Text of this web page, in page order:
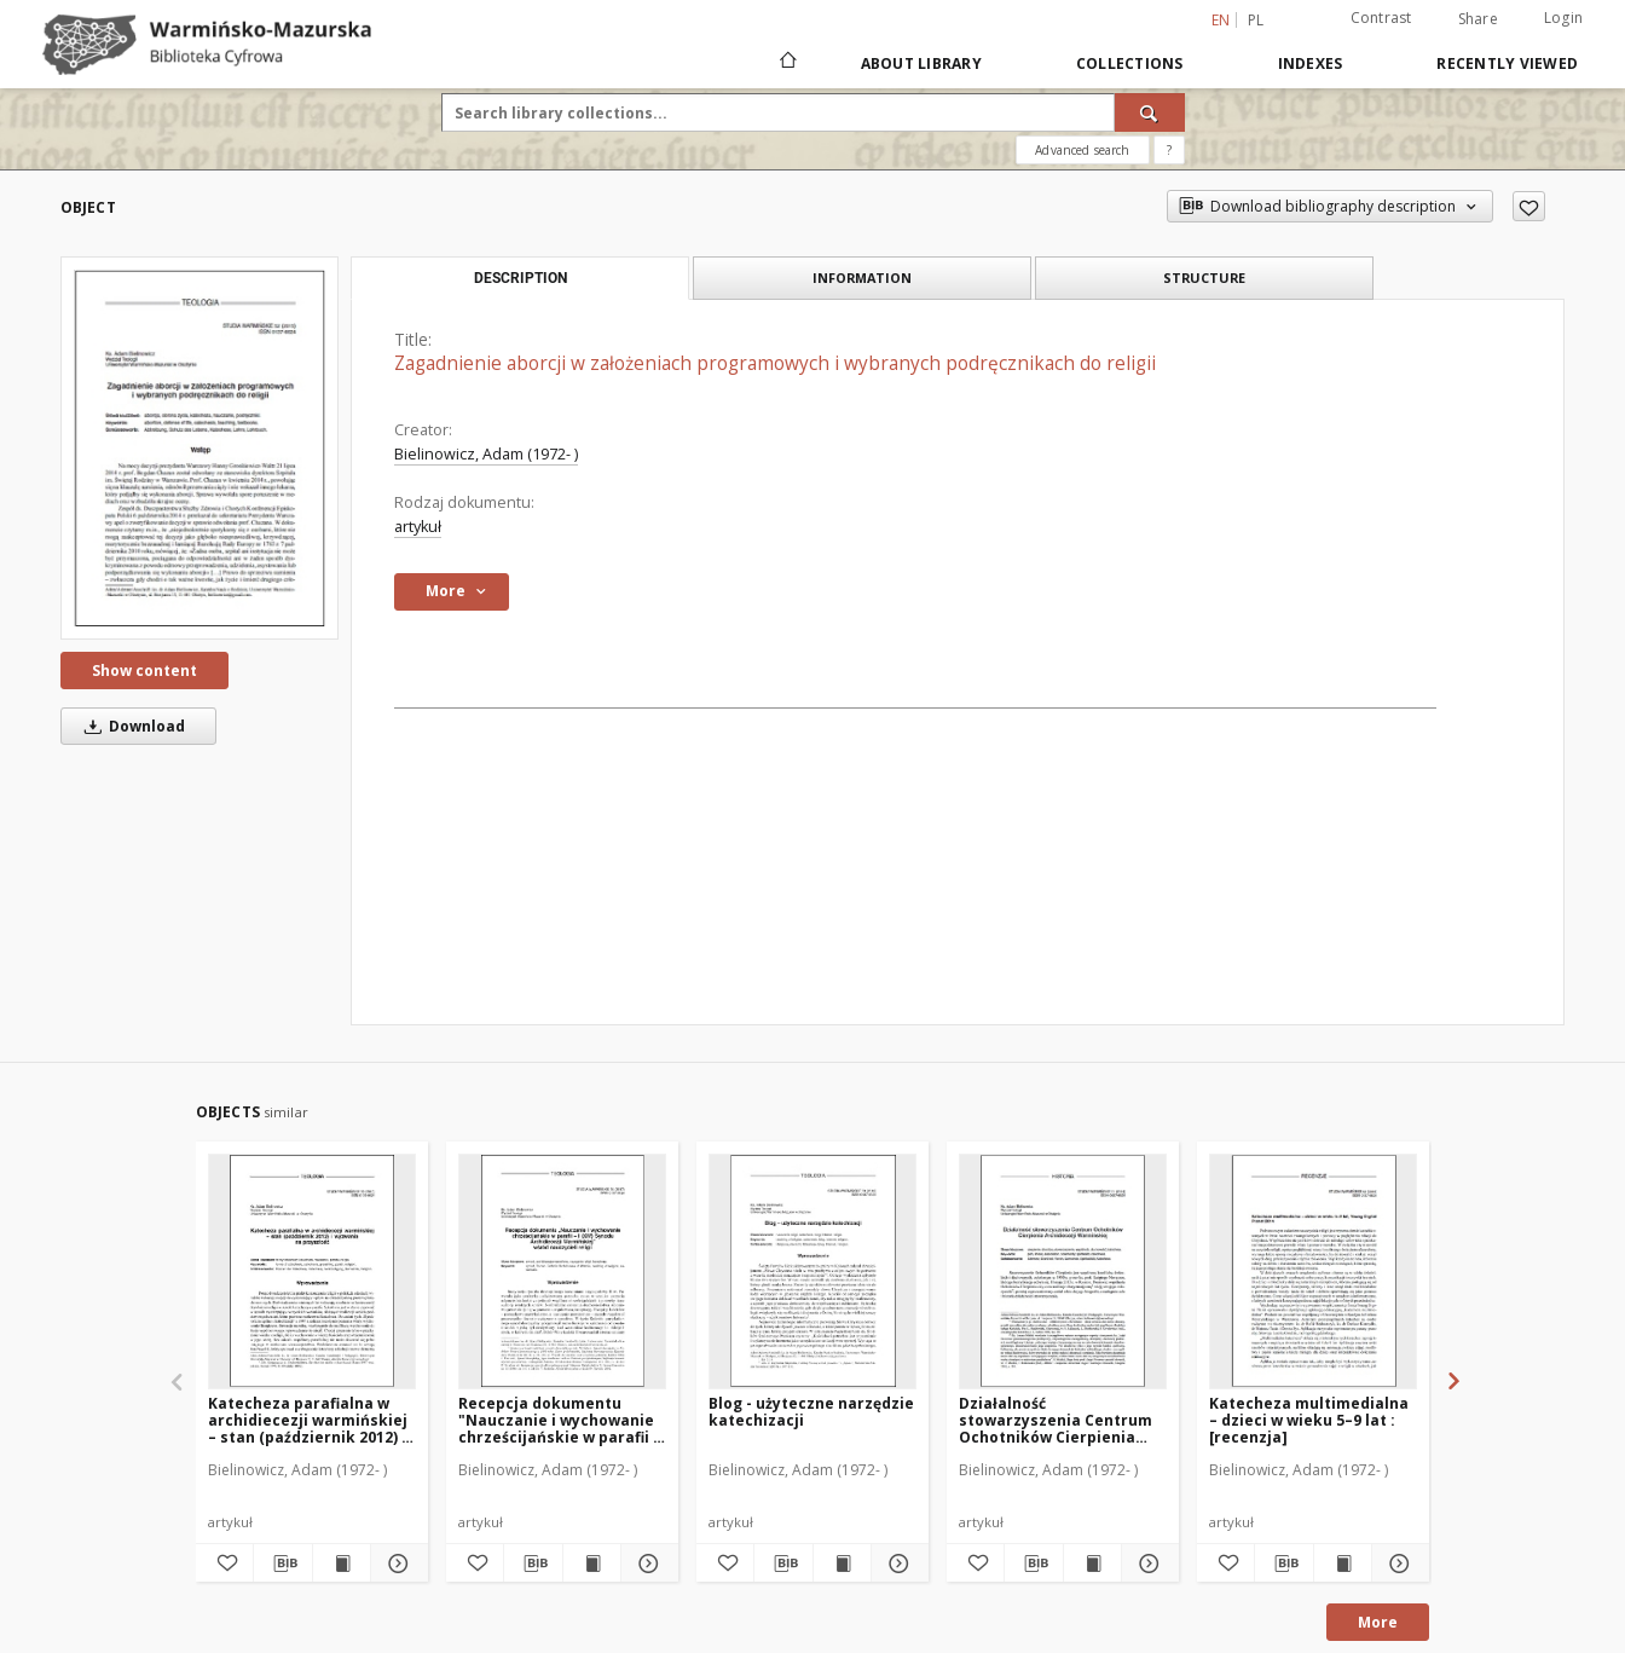
EN PL Contrast Share Login
ABOUT LIBRARY COLLECTIONS INDEXES RECENTLY VIEWED
Advanced search ?
OBJECT Download bibliography description
Show content
Download
DESCRIPTION INFORMATION STRUCTURE
Title:
Zagadnienie aborcji w założeniach programowych i wybranych podręcznikach do religii
Creator:
Bielinowicz, Adam (1972- )
Rodzaj dokumentu:
artykuł
More
OBJECTS similar
Katecheza parafialna w
archidiecezji warmińskiej
– stan (październik 2012) i
Bielinowicz, Adam (1972- )
artykuł
Recepcja dokumentu
"Nauczanie i wychowanie
chrześcijańskie w parafii -
Warmińskiej" wśród
Bielinowicz, Adam (1972- )
artykuł
Blog - użyteczne narzędzie
katechizacji
Bielinowicz, Adam (1972- )
artykuł
Działalność
stowarzyszenia Centrum
Ochotników Cierpienia
Bielinowicz, Adam (1972- )
artykuł
Katecheza multimedialna
– dzieci w wieku 5–9 lat :
[recenzja]
Bielinowicz, Adam (1972- )
artykuł
More